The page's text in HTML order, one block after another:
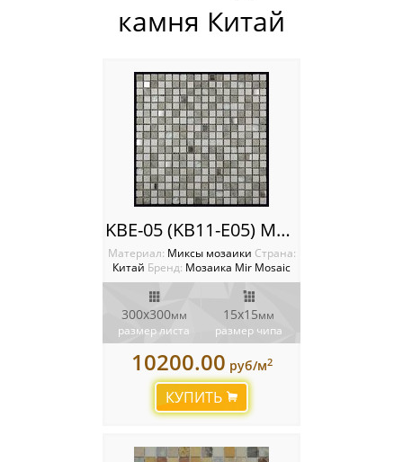
камня Китай
KBE-05 (KB11-E05) Мозаика Mir mosaic
Материал: Миксы мозаики Cтрана:
Китай Бренд: Мозаика Mir Mosaic
300x300мм
размер листа
15х15мм
размер чипа
10200.00 руб/м2
КУПИТЬ